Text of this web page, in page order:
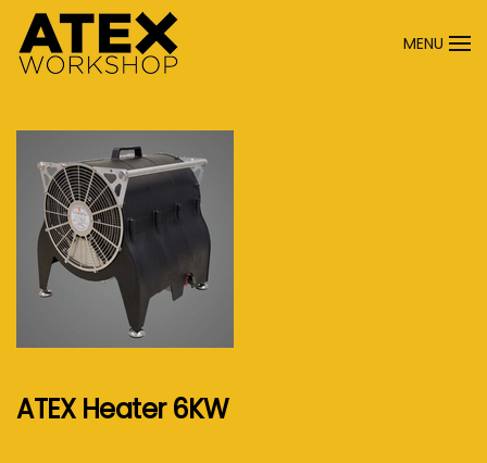
Terug naar hoofdinhoud
MENU
ATEX Heater 6KW